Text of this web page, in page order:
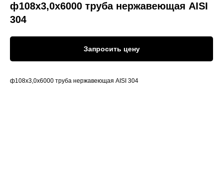
ф108х3,0х6000 труба нержавеющая AISI
304
Запросить цену
ф108х3,0х6000 труба нержавеющая AISI 304